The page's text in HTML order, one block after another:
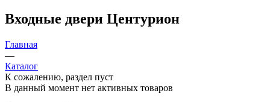
Входные двери Центурион
Главная
—
Каталог
К сожалению, раздел пуст
В данный момент нет активных товаров